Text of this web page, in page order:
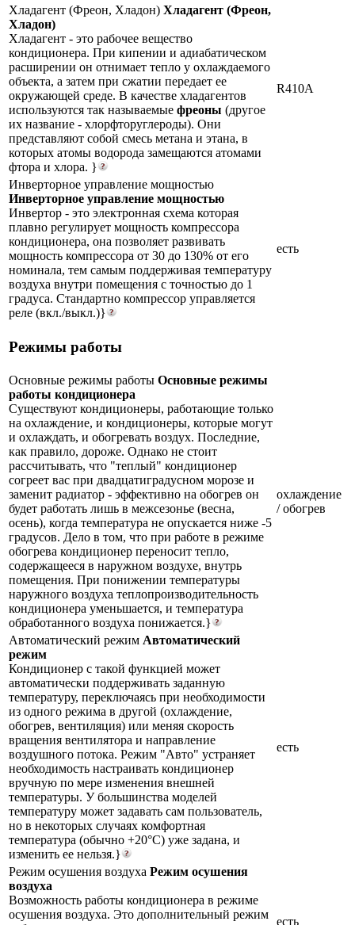
Хладагент (Фреон, Хладон) Хладагент (Фреон,
Хладон)
Хладагент - это рабочее вещество
кондиционера. При кипении и адиабатическом
расширении он отнимает тепло у охлаждаемого
объекта, а затем при сжатии передает ее
окружающей среде. В качестве хладагентов
используются так называемые фреоны (другое
их название - хлорфторуглероды). Они
представляют собой смесь метана и этана, в
которых атомы водорода замещаются атомами
фтора и хлора. }
R410A
Инверторное управление мощностью
Инверторное управление мощностью
Инвертор - это электронная схема которая
плавно регулирует мощность компрессора
кондиционера, она позволяет развивать
мощность компрессора от 30 до 130% от его
номинала, тем самым поддерживая температуру
воздуха внутри помещения с точностью до 1
градуса. Стандартно компрессор управляется
реле (вкл./выкл.)}
есть
Режимы работы
Основные режимы работы Основные режимы
работы кондиционера
Существуют кондиционеры, работающие только
на охлаждение, и кондиционеры, которые могут
и охлаждать, и обогревать воздух. Последние,
как правило, дороже. Однако не стоит
рассчитывать, что "теплый" кондиционер
согреет вас при двадцатиградусном морозе и
заменит радиатор - эффективно на обогрев он
будет работать лишь в межсезонье (весна,
осень), когда температура не опускается ниже -5
градусов. Дело в том, что при работе в режиме
обогрева кондиционер переносит тепло,
содержащееся в наружном воздухе, внутрь
помещения. При понижении температуры
наружного воздуха теплопроизводительность
кондиционера уменьшается, и температура
обработанного воздуха понижается.}
охлаждение
/ обогрев
Автоматический режим Автоматический
режим
Кондиционер с такой функцией может
автоматически поддерживать заданную
температуру, переключаясь при необходимости
из одного режима в другой (охлаждение,
обогрев, вентиляция) или меняя скорость
вращения вентилятора и направление
воздушного потока. Режим "Авто" устраняет
необходимость настраивать кондиционер
вручную по мере изменения внешней
температуры. У большинства моделей
температуру может задавать сам пользователь,
но в некоторых случаях комфортная
температура (обычно +20°С) уже задана, и
изменить ее нельзя.}
есть
Режим осушения воздуха Режим осушения
воздуха
Возможность работы кондиционера в режиме
осушения воздуха. Это дополнительный режим
есть